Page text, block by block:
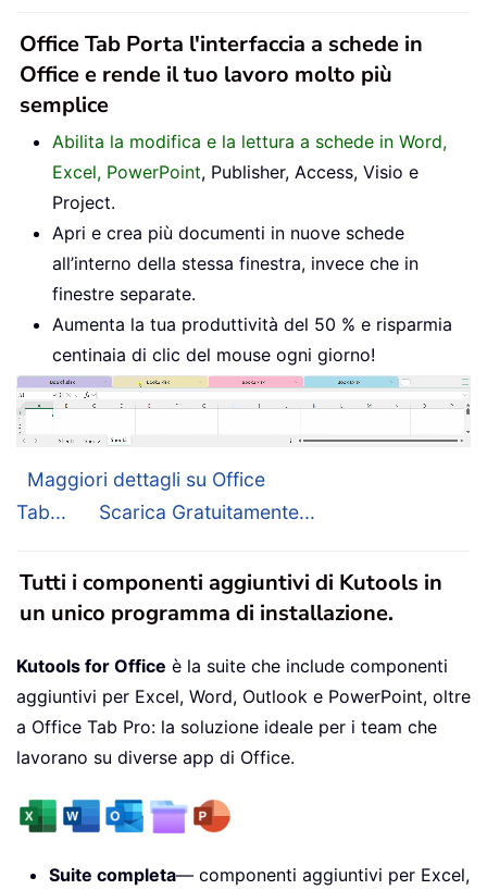
Office Tab Porta l'interfaccia a schede in
Office e rende il tuo lavoro molto più
semplice
Abilita la modifica e la lettura a schede in Word,
Excel, PowerPoint, Publisher, Access, Visio e
Project.
Apri e crea più documenti in nuove schede
all’interno della stessa finestra, invece che in
finestre separate.
Aumenta la tua produttività del 50 % e risparmia
centinaia di clic del mouse ogni giorno!
Maggiori dettagli su Office
Tab...
Scarica Gratuitamente...
Tutti i componenti aggiuntivi di Kutools in
un unico programma di installazione.
Kutools for Office è la suite che include componenti
aggiuntivi per Excel, Word, Outlook e PowerPoint, oltre
a Office Tab Pro: la soluzione ideale per i team che
lavorano su diverse app di Office.
Suite completa— componenti aggiuntivi per Excel,